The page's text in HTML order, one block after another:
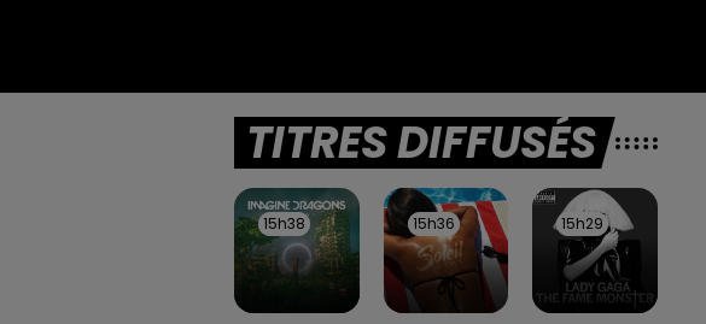
TITRES DIFFUSÉS
15h38
15h38 15h36
15h36 15h29
15h29